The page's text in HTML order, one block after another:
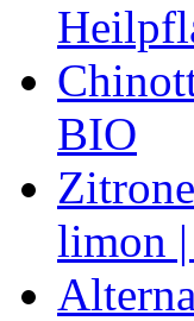
BIO
limon